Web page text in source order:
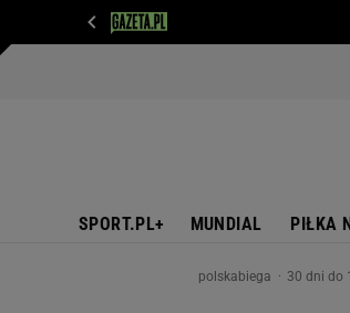
SPORT.PL+ MUNDIAL PIŁKA
polskabiega 30 dni do